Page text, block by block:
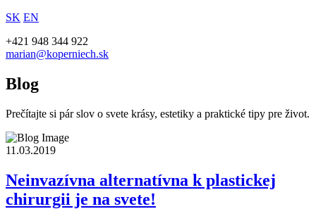
SK EN
+421 948 344 922
marian@koperniech.sk
Blog
Prečítajte si pár slov o svete krásy, estetiky a praktické tipy pre život.
11.03.2019
Neinvazívna alternatívna k plastickej
chirurgii je na svete!